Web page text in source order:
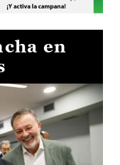
en